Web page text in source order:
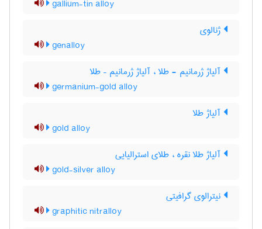
gallium-tin alloy
ژنالوی
genalloy
آلیاژ ژرمانیم - طلا ، آلیاژ ژرمانیم – طلا
germanium-gold alloy
آلیاژ طلا
gold alloy
آلیاژ طلا نقره ، طلای استرالیایی
gold-silver alloy
نیترالوی گرافیتی
graphitic nitralloy